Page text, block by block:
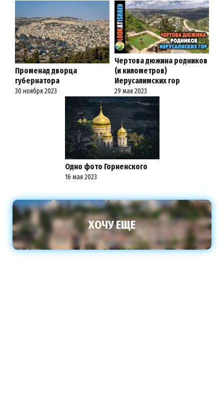
Променад дворца
губернатора
30 ноября 2023
Чертова дюжина родников
(и километров)
Иерусалимских гор
29 мая 2023
Одно фото Горненского
16 мая 2023
ХОЧУ ЕЩЕ